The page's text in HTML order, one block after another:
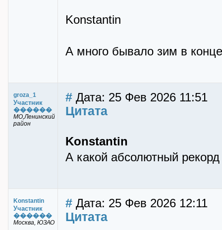
Konstantin
А много бывало зим в
groza_1
Участник
������
МО,Ленинский
район
# Дата: 25 Фев 2026 11:51
Цитата
Konstantin
А какой абсолютный
Konstantin
Участник
������
Москва, ЮЗАО
# Дата: 25 Фев 2026 12:11
Цитата